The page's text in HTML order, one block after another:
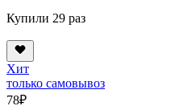
Купили 29 раз
Хит
только самовывоз
78₽